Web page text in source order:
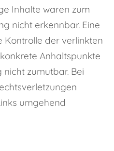
Inhalte waren zum
nicht erkennbar. Eine
Kontrolle der verlinkten
Anhaltspunkte
zumutbar. Bei
umgehend